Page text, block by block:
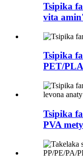
Tsipika
vita
Tsipika
PET/PLA
Tsipika
PVA